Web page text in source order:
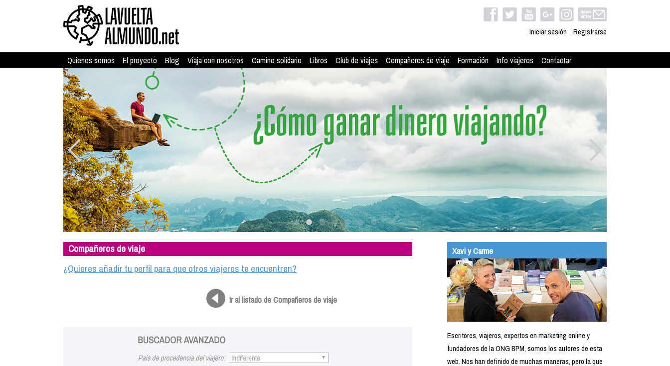
Iniciar sesión Registrarse
Quienes somos El proyecto Blog Viaja con nosotros Camino solidario Libros Club de viajes Compañeros de viaje Formación Info viajeros Contactar
Compañeros de viaje
¿Quieres añadir tu perfil para que otros viajeros te encuentren?
Ir al listado de Compañeros de viaje
Xavi y Carme
Escritores, viajeros, expertos en marketing online y
fundadores de la ONG BPM, somos los autores de esta
web. Nos han definido de muchas maneras, pero la que